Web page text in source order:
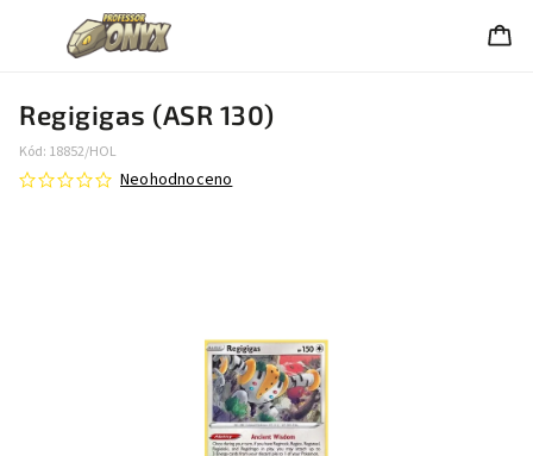
Regigigas (ASR 130)
Kód: 18852/HOL
Neohodnoceno